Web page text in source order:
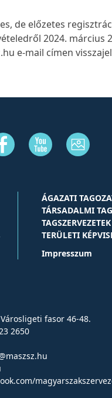
de előzetes
2024. március
e-mail címen
ÁGAZATI
TÁRSADALMI
TAGSZERVEZETEK
TERÜLETI
Impresszum
fasor 46-48.
2650